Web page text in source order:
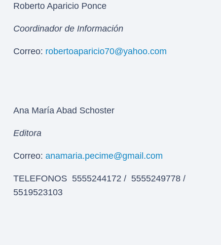
Roberto Aparicio Ponce
Coordinador de Información
Correo: robertoaparicio70@yahoo.com
Ana María Abad Schoster
Editora
Correo: anamaria.pecime@gmail.com
TELEFONOS 5555244172 / 5555249778 /
5519523103